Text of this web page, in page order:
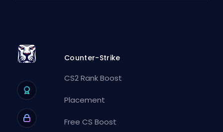
Counter-Strike
CS2 Rank Boost
Placement
Free CS Boost